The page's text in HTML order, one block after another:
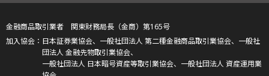
金融商品取引業者 関東財務局長（金商）第165号
日本証券業協会、一般社団法人 第二種金融商品取引業協会、一般社
団法人 金融先物取引業協会、
一般社団法人 日本暗号資産等取引業協会、一般社団法人 資産運用業